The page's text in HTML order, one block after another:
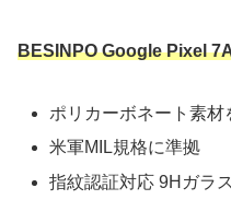
BESINPO Google Pixel
ポリカーボネート素
米軍MIL規格に準拠
指紋認証対応 9Hガラ